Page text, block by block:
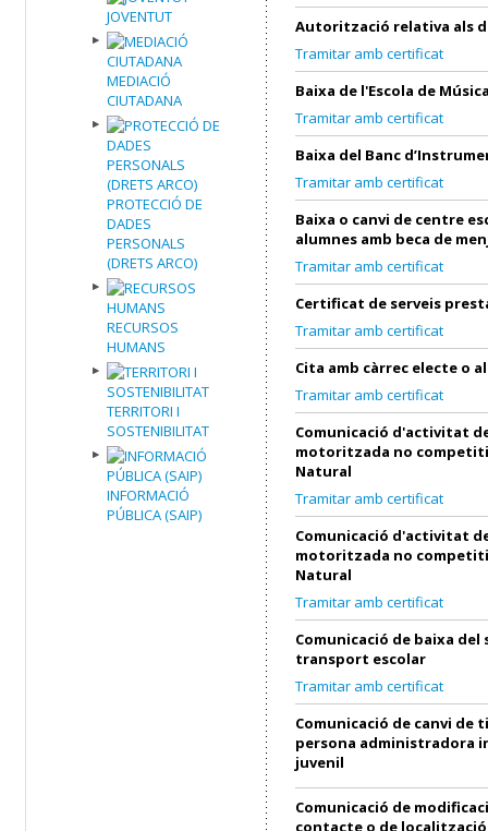
JOVENTUT
MEDIACIÓ
CIUTADANA
PROTECCIÓ DE
DADES
PERSONALS
(DRETS ARCO)
RECURSOS
HUMANS
TERRITORI I
SOSTENIBILITAT
INFORMACIÓ
PÚBLICA (SAIP)
Autorització relativa als
Tramitar amb certificat
Baixa de l'Escola de
Tramitar amb certificat
Baixa del Banc
Tramitar amb certificat
Baixa o canvi de centre
alumnes amb beca de
Tramitar amb certificat
Certificat de serveis
Tramitar amb certificat
Cita amb càrrec electe o
Tramitar amb certificat
Comunicació d'activitat
motoritzada no
Natural
Tramitar amb certificat
Comunicació d'activitat
motoritzada no
Natural
Tramitar amb certificat
Comunicació de baixa del
transport escolar
Tramitar amb certificat
Comunicació de canvi de
persona administradora
juvenil
Comunicació de
contacte o de